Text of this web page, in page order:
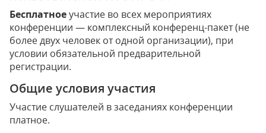
Бесплатноеучастие во всех мероприятиях
конференции — комплексный конференц-пакет (не
более двух человек от одной организации), при
условии обязательной предварительной
регистрации.
Общие условия участия
Участие слушателей в заседаниях конференции
платное.